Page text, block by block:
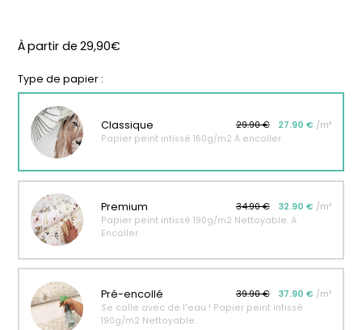
Affiche bébé Mes
personnalisable
À partir
de
34,90€
14,90 €
À partir de29,90€
Type de papier :
Classique 29.90 € 27.90 € /m²
Papier peint intissé 160g/m2 A encoller.
Premium 34.90 € 32.90 € /m²
Papier peint intissé 190g/m2 Nettoyable. A
Encoller.
Pré-encollé 39.90 € 37.90 € /m²
Se colle avec de l'eau ! Papier peint intissé
190g/m2 Nettoyable.